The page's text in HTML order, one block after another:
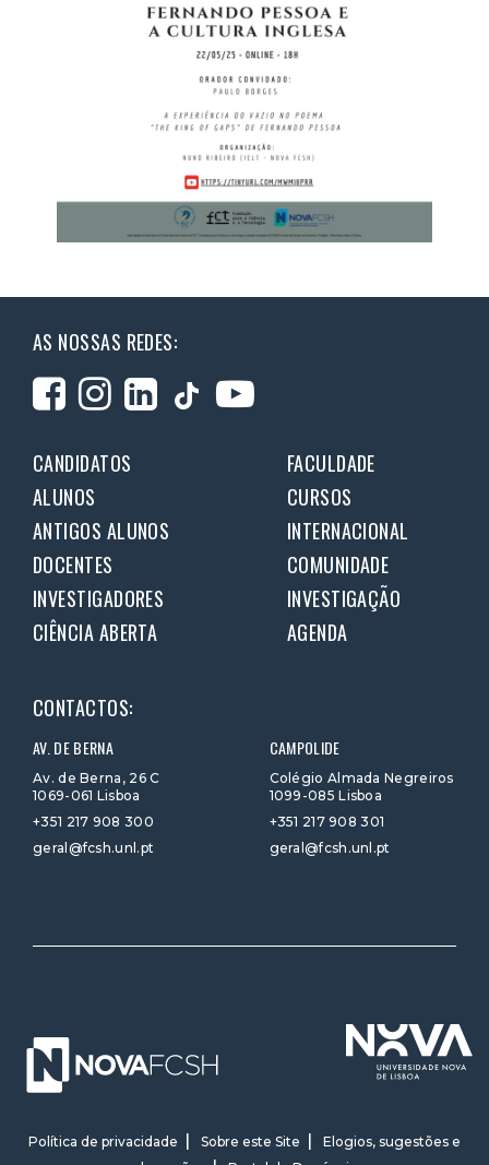
AS NOSSAS REDES:
CANDIDATOS
FACULDADE
ALUNOS
CURSOS
ANTIGOS ALUNOS
INTERNACIONAL
DOCENTES
COMUNIDADE
INVESTIGADORES
INVESTIGAÇÃO
CIÊNCIA ABERTA
AGENDA
CONTACTOS:
AV. DE BERNA
Av. de Berna, 26 C
1069-061 Lisboa
+351 217 908 300
geral@fcsh.unl.pt
CAMPOLIDE
Colégio Almada Negreiros
1099-085 Lisboa
+351 217 908 301
geral@fcsh.unl.pt
Política de privacidade Sobre este Site
Elogios, sugestões e